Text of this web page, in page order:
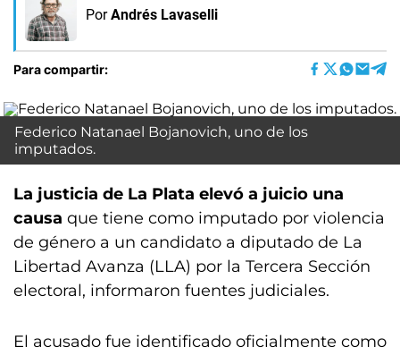
Por Andrés Lavaselli
Para compartir:
Federico Natanael Bojanovich, uno de los
imputados.
La justicia de La Plata elevó a juicio una
causa que tiene como imputado por violencia
de género a un candidato a diputado de La
Libertad Avanza (LLA) por la Tercera Sección
electoral, informaron fuentes judiciales.
El acusado fue identificado oficialmente como